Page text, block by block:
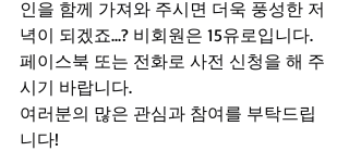
인을 함께 가져와 주시면 더욱 풍성한 저
녁이 되겠죠...? 비회원은 15유로입니다.
페이스북 또는 전화로 사전 신청을 해 주
시기 바랍니다.
여러분의 많은 관심과 참여를 부탁드립
니다!